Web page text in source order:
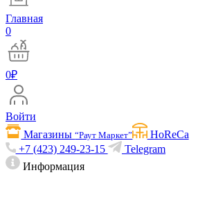
Главная
0
0₽
Войти
Магазины“Раут Маркет”
HoReCa
+7 (423) 249-23-15
Telegram
Информация